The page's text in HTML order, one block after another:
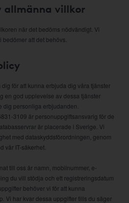
allmänna villkor
när det bedöms nödvändigt. Vi
att det behövs.
för att kunna erbjuda dig våra tjänster
en god upplevelse av dessa tjänster
dig personliga erbjudanden.
3109 är personuppgiftsansvarig för de
är placerade i Sverige. Vi
med dataskyddsförordningen, genom
vår IT-säkerhet.
till oss är namn, mobilnummer, e-
du vill stödja och ett registreringsdatum
behöver vi för att kunna
Vi har kvar dessa uppgifter tills du säger